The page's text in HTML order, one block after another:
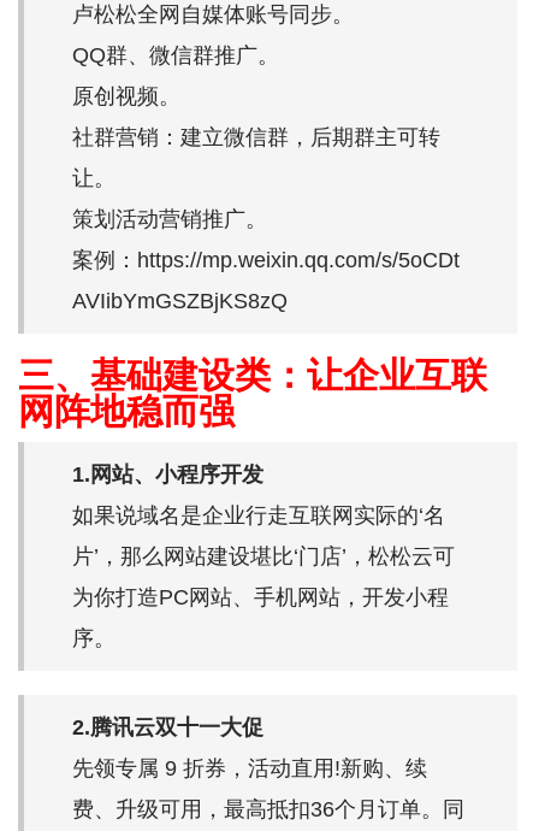
卢松松全网自媒体账号同步。
QQ群、微信群推广。
原创视频。
社群营销：建立微信群，后期群主可转
让。
策划活动营销推广。
案例：https://mp.weixin.qq.com/s/5oCDt
AVIibYmGSZBjKS8zQ
三、基础建设类：让企业互联
网阵地稳而强
1.网站、小程序开发
如果说域名是企业行走互联网实际的‘名
片’，那么网站建设堪比‘门店’，松松云可
为你打造PC网站、手机网站，开发小程
序。
2.腾讯云双十一大促
先领专属 9 折券，活动直用!新购、续
费、升级可用，最高抵扣36个月订单。同